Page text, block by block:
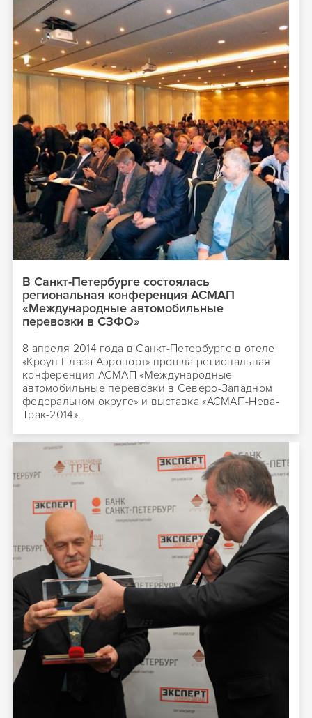
В Санкт-Петербурге состоялась
региональная конференция АСМАП
«Международные автомобильные
перевозки в СЗФО»
8 апреля 2014 года в Санкт-Петербурге в отеле
«Кроун Плаза Аэропорт» прошла региональная
конференция АСМАП «Международные
автомобильные перевозки в Северо-Западном
федеральном округе» и выставка «АСМАП-Нева-
Трак-2014».